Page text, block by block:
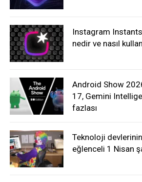
Instagram
nedir ve nasıl
Android Show
17, Gemini
fazlası
Teknoloji devlerinin
eğlenceli 1 Nisan